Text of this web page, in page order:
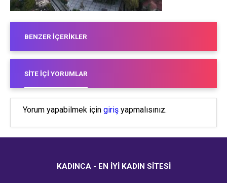
BENZER İÇERIKLER
SITE İÇI YORUMLAR
Yorum yapabilmek için giriş yapmalısınız.
KADINCA - EN İYI KADIN SITESI